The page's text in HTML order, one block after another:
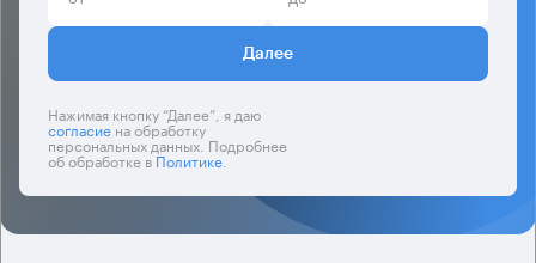
Далее
Нажимая кнопку “Далее”, я даю
согласиена обработку
персональных данных. Подробнее
об обработке вПолитике.